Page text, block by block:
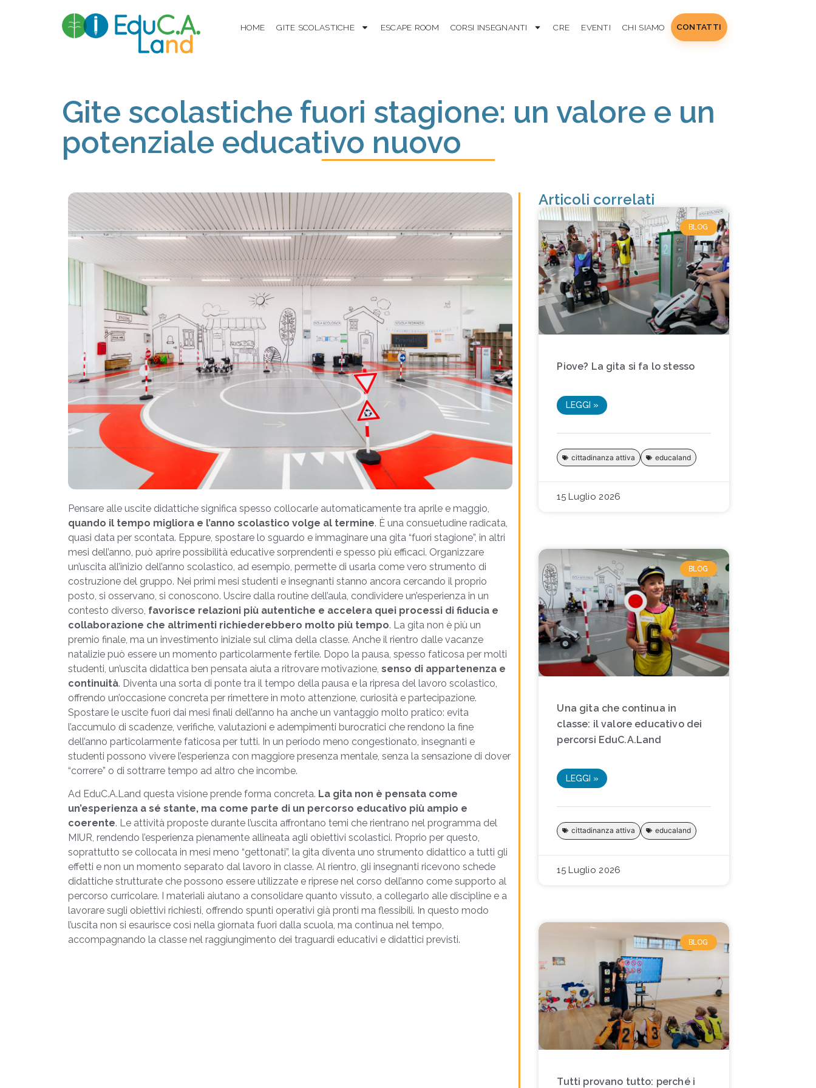
HOME GITE SCOLASTICHE ESCAPE ROOM CORSI INSEGNANTI CRE EVENTI CHI SIAMO CONTATTI
Gite scolastiche fuori stagione: un valore e un
potenziale educativo nuovo
Pensare alle uscite didattiche significa spesso collocarle automaticamente tra aprile e maggio,
quando il tempo migliora e l’anno scolastico volge al termine. È una consuetudine radicata,
quasi data per scontata. Eppure, spostare lo sguardo e immaginare una gita “fuori stagione”, in altri
mesi dell’anno, può aprire possibilità educative sorprendenti e spesso più efficaci. Organizzare
un’uscita all’inizio dell’anno scolastico, ad esempio, permette di usarla come vero strumento di
costruzione del gruppo. Nei primi mesi studenti e insegnanti stanno ancora cercando il proprio
posto, si osservano, si conoscono. Uscire dalla routine dell’aula, condividere un’esperienza in un
contesto diverso, favorisce relazioni più autentiche e accelera quei processi di fiducia e
collaborazione che altrimenti richiederebbero molto più tempo. La gita non è più un
premio finale, ma un investimento iniziale sul clima della classe. Anche il rientro dalle vacanze
natalizie può essere un momento particolarmente fertile. Dopo la pausa, spesso faticosa per molti
studenti, un’uscita didattica ben pensata aiuta a ritrovare motivazione, senso di appartenenza e
continuità. Diventa una sorta di ponte tra il tempo della pausa e la ripresa del lavoro scolastico,
offrendo un’occasione concreta per rimettere in moto attenzione, curiosità e partecipazione.
Spostare le uscite fuori dai mesi finali dell’anno ha anche un vantaggio molto pratico: evita
l’accumulo di scadenze, verifiche, valutazioni e adempimenti burocratici che rendono la fine
dell’anno particolarmente faticosa per tutti. In un periodo meno congestionato, insegnanti e
studenti possono vivere l’esperienza con maggiore presenza mentale, senza la sensazione di dover
“correre” o di sottrarre tempo ad altro che incombe.
Ad EduC.A.Land questa visione prende forma concreta. La gita non è pensata come
un’esperienza a sé stante, ma come parte di un percorso educativo più ampio e
coerente. Le attività proposte durante l’uscita affrontano temi che rientrano nel programma del
MIUR, rendendo l’esperienza pienamente allineata agli obiettivi scolastici. Proprio per questo,
soprattutto se collocata in mesi meno “gettonati”, la gita diventa uno strumento didattico a tutti gli
effetti e non un momento separato dal lavoro in classe. Al rientro, gli insegnanti ricevono schede
didattiche strutturate che possono essere utilizzate e riprese nel corso dell’anno come supporto al
percorso curricolare. I materiali aiutano a consolidare quanto vissuto, a collegarlo alle discipline e a
lavorare sugli obiettivi richiesti, offrendo spunti operativi già pronti ma flessibili. In questo modo
l’uscita non si esaurisce così nella giornata fuori dalla scuola, ma continua nel tempo,
accompagnando la classe nel raggiungimento dei traguardi educativi e didattici previsti.
Articoli correlati
BLOG
Piove? La gita si fa lo stesso
LEGGI »
cittadinanza attiva educaland
15 Luglio 2026
BLOG
Una gita che continua in
classe: il valore educativo dei
percorsi EduC.A.Land
LEGGI »
cittadinanza attiva educaland
15 Luglio 2026
BLOG
Tutti provano tutto: perché i